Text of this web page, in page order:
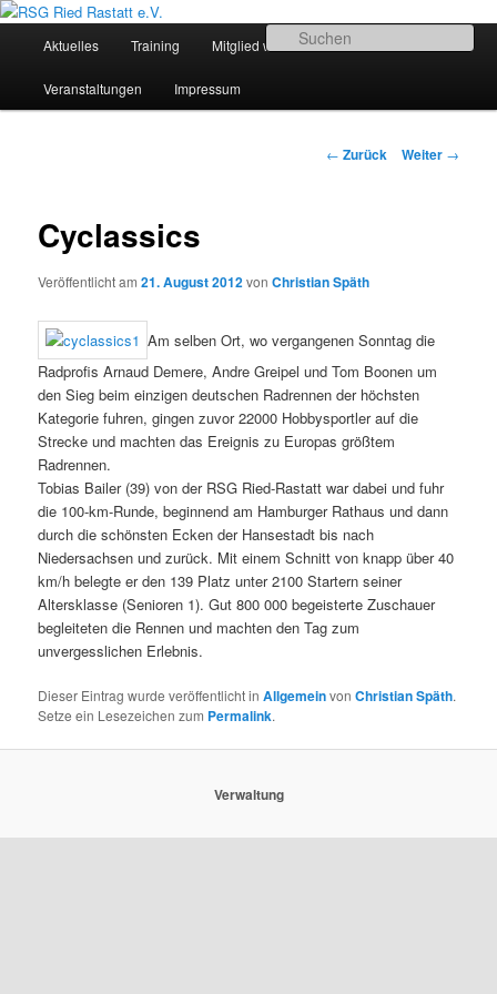
Zum
wechseln
RSG Ried Rastatt e.V.
Sportliches Radfahren in Mittelbaden
Aktuelles Training Mitglied werden Termine
Veranstaltungen Impressum
Beitrags-
← Zurück Weiter →
Cyclassics
Veröffentlicht am21. August 2012vonChristian Späth
Am selben Ort, wo vergangenen Sonntag die
Radprofis Arnaud Demere, Andre Greipel und Tom Boonen um
den Sieg beim einzigen deutschen Radrennen der höchsten
Kategorie fuhren, gingen zuvor 22000 Hobbysportler auf die
Strecke und machten das Ereignis zu Europas größtem
Radrennen.
Tobias Bailer (39) von der RSG Ried-Rastatt war dabei und fuhr
die 100-km-Runde, beginnend am Hamburger Rathaus und dann
durch die schönsten Ecken der Hansestadt bis nach
Niedersachsen und zurück. Mit einem Schnitt von knapp über 40
km/h belegte er den 139 Platz unter 2100 Startern seiner
Altersklasse (Senioren 1). Gut 800 000 begeisterte Zuschauer
begleiteten die Rennen und machten den Tag zum
unvergesslichen Erlebnis.
Dieser Eintrag wurde veröffentlicht inAllgemeinvonChristian Späth.
Setze ein Lesezeichen zum Permalink.
Verwaltung